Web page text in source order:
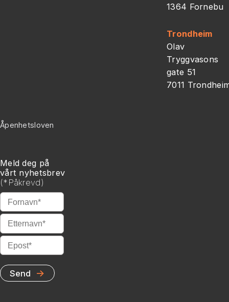
1364 Fornebu
Trondheim
Olav
Tryggvasons
gate 51
7011
Meld deg på
vårt nyhetsbrev
(* Påkrevd)
Fornavn*
Etternavn*
Epost*
Send →
Åpenhetsloven